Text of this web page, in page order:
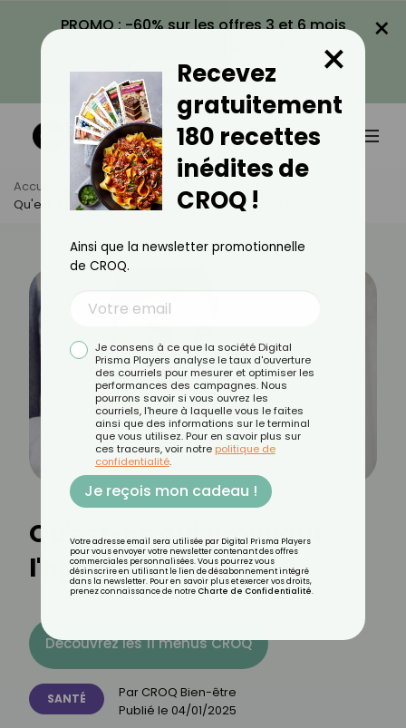
PROMO : -60% sur les offres 3 et 6 mois
VOIR LA PROMO
×
Accueil Actus
Santé
Qu'est-Ce Qui Provoque L'apnée Du Sommeil ?
Qu'est-ce qui provoque
l'apnée du sommeil ?
Découvrez les 11 menus CROQ
SANTÉ Par CROQ Bien-être
Publié le 04/01/2025
Recevez
gratuitement
180 recettes
inédites de
CROQ !
×
Ainsi que la newsletter promotionnelle
de CROQ.
Je consens à ce que la société Digital
Prisma Players analyse le taux d'ouverture
des courriels pour mesurer et optimiser les
performances des campagnes. Nous
pourrons savoir si vous ouvrez les
courriels, l'heure à laquelle vous le faites
ainsi que des informations sur le terminal
que vous utilisez. Pour en savoir plus sur
ces traceurs, voir notre politique de
confidentialité.
Je reçois mon cadeau !
Votre adresse email sera utilisée par Digital Prisma Players
pour vous envoyer votre newsletter contenant des offres
commerciales personnalisées. Vous pourrez vous
désinscrire en utilisant le lien de désabonnement intégré
dans la newsletter. Pour en savoir plus et exercer vos droits,
prenez connaissance de notre Charte de Confidentialité.